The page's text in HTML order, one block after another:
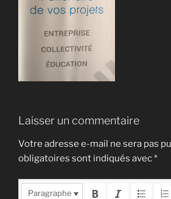
Laisser un commentaire
Votre adresse e-mail ne sera pas
obligatoires sont indiqués avec*
Paragraphe